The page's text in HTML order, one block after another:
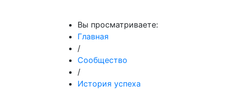
Вы просматриваете:
Главная
/
Сообщество
/
История успеха